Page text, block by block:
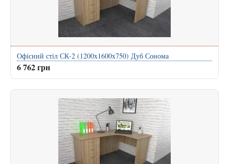
Офісний стіл СК-2 (1200x1600x750) Дуб Сонома
6 762 грн